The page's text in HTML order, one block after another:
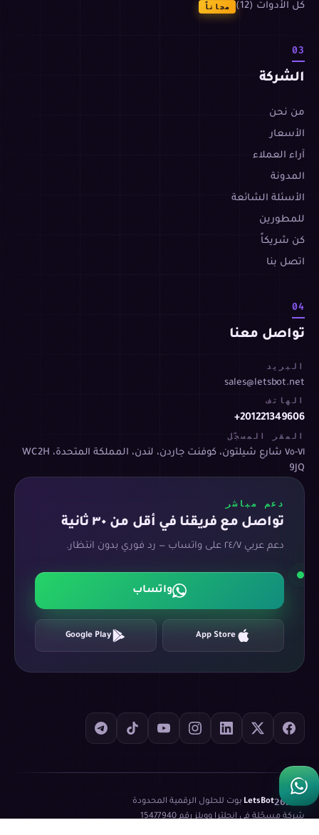
كل الأدوات (12)
مجاناً
03
الشركة
من نحن
الأسعار
آراء العملاء
المدونة
الأسئلة الشائعة
للمطورين
كن شريكاً
اتصل بنا
04
تواصل معنا
البريد
sales@letsbot.net
الهاتف
+201221349606
المقر المسجّل
٧١-٧٥ شارع شيلتون، كوفنت جاردن، لندن، المملكة المتحدة، WC2H
9JQ
دعم مباشر
تواصل مع فريقنا في أقل من ٣٠ ثانية
دعم عربي ٢٤/٧ على واتساب — رد فوري بدون انتظار.
واتساب
App Store
Google Play
2026
LetsBot
·بوت للحلول الرقمية المحدودة·
شركة مسجّلة في إنجلترا وويلز رقم15477940